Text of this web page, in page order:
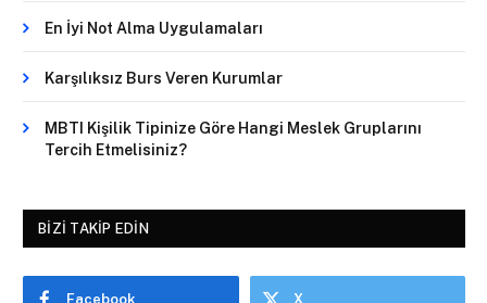
En İyi Not Alma Uygulamaları
Karşılıksız Burs Veren Kurumlar
MBTI Kişilik Tipinize Göre Hangi Meslek Gruplarını
Tercih Etmelisiniz?
BIZI TAKIP EDIN
Facebook X